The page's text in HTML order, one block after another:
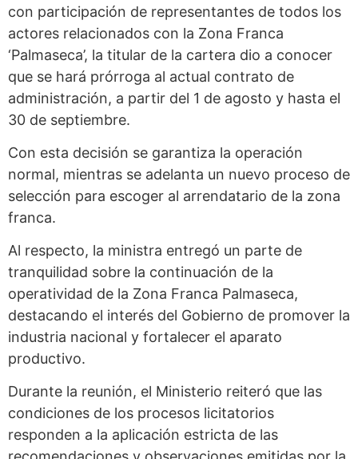
con participación de representantes de todos los
actores relacionados con la Zona Franca
‘Palmaseca’, la titular de la cartera dio a conocer
que se hará prórroga al actual contrato de
administración, a partir del 1 de agosto y hasta el
30 de septiembre.
Con esta decisión se garantiza la operación
normal, mientras se adelanta un nuevo proceso de
selección para escoger al arrendatario de la zona
franca.
Al respecto, la ministra entregó un parte de
tranquilidad sobre la continuación de la
operatividad de la Zona Franca Palmaseca,
destacando el interés del Gobierno de promover la
industria nacional y fortalecer el aparato
productivo.
Durante la reunión, el Ministerio reiteró que las
condiciones de los procesos licitatorios
responden a la aplicación estricta de las